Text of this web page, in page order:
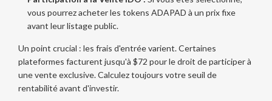
vous pourrez acheter les tokens ADAPAD à un prix fixe
avant leur listage public.
Un point crucial : les frais d'entrée varient. Certaines
plateformes facturent jusqu'à $72 pour le droit de participer à
une vente exclusive. Calculez toujours votre seuil de
rentabilité avant d'investir.